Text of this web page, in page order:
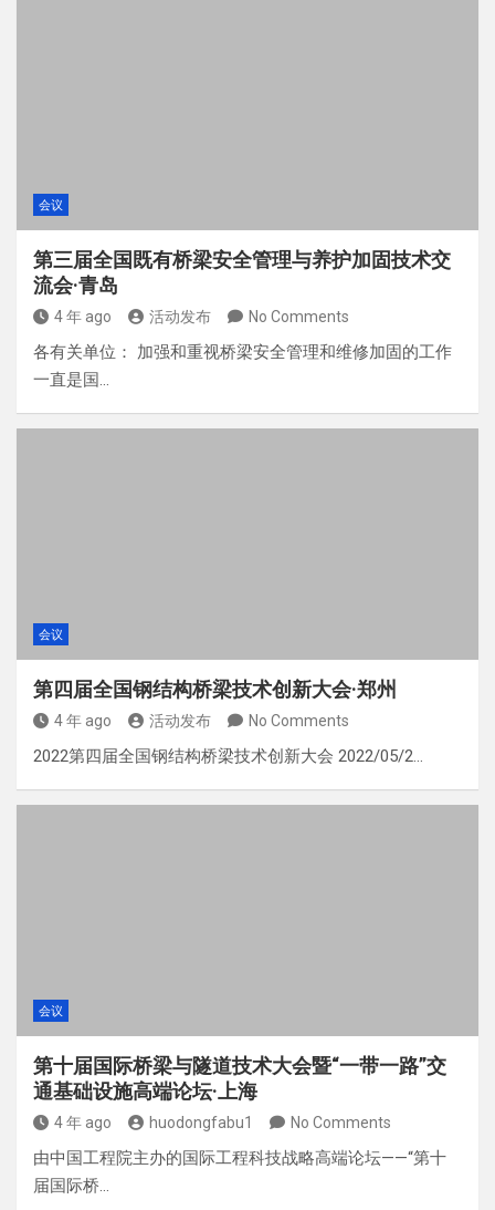
会议
第三届全国既有桥梁安全管理与养护加固技术交
流会·青岛
4 年 ago 活动发布 No Comments
各有关单位： 加强和重视桥梁安全管理和维修加固的工作
一直是国…
会议
第四届全国钢结构桥梁技术创新大会·郑州
4 年 ago 活动发布 No Comments
2022第四届全国钢结构桥梁技术创新大会 2022/05/2…
会议
第十届国际桥梁与隧道技术大会暨“一带一路”交
通基础设施高端论坛·上海
4 年 ago huodongfabu1 No Comments
由中国工程院主办的国际工程科技战略高端论坛——“第十
届国际桥…